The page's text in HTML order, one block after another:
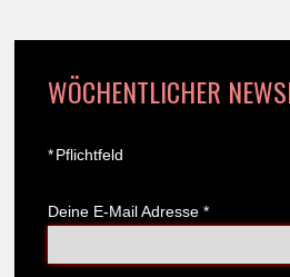
WÖCHENTLICHER
*Pflichtfeld
Deine E-Mail Adresse *